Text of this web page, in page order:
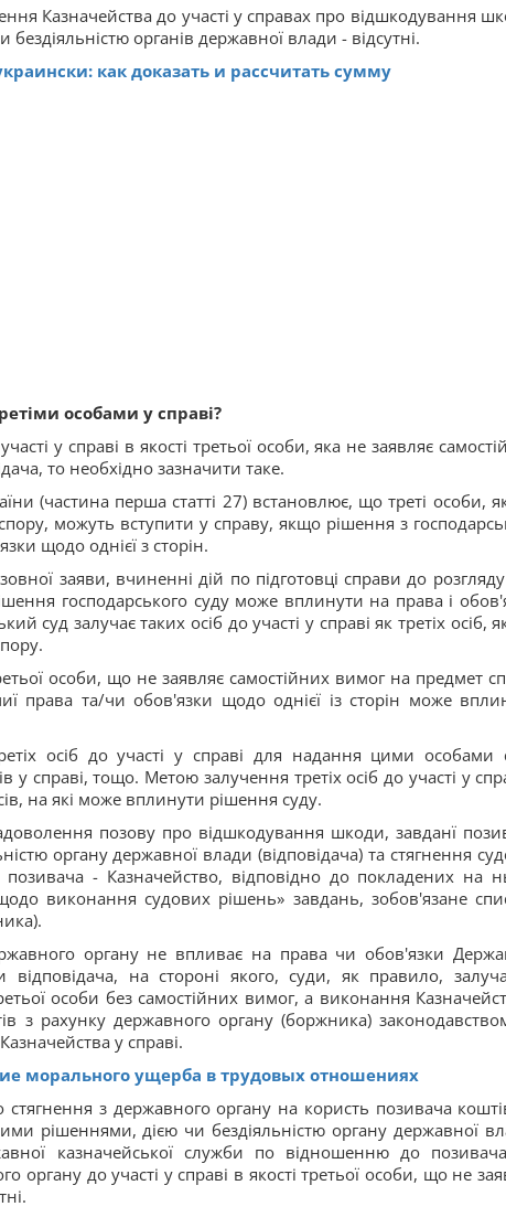
Казначейства до участі у справах про відшкодування
органів державної влади - відсутні.
как доказать и рассчитать сумму
особами у справі?
у справі в якості третьої особи, яка не заявляє
то необхідно зазначити таке.
(частина перша статті 27) встановлює, що треті особи,
можуть вступити у справу, якщо рішення з
щодо однієї з сторін.
заяви, вчиненні дій по підготовці справи до
господарського суду може вплинути на права і
суд залучає таких осіб до участі у справі як третіх осіб,
особи, що не заявляє самостійних вимог на предмет
права та/чи обов'язки щодо однієї із сторін може
осіб до участі у справі для надання цими особами
у справі, тощо. Метою залучення третіх осіб до участі у
на які може вплинути рішення суду.
позову про відшкодування шкоди, завданї
органу державної влади (відповідача) та стягнення
- Казначейство, відповідно до покладених на
виконання судових рішень» завдань, зобов'язане
органу не впливає на права чи обов'язки
на стороні якого, суди, як правило,
особи без самостійних вимог, а виконання
з рахунку державного органу (боржника)
у справі.
морального ущерба в трудовых отношениях
стягнення з державного органу на користь позивача
рішеннями, дією чи бездіяльністю органу державної
казначейської служби по відношенню до
органу до участі у справі в якості третьої особи, що не